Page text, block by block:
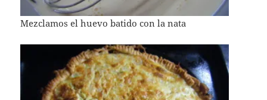
Mezclamos el huevo batido con la nata